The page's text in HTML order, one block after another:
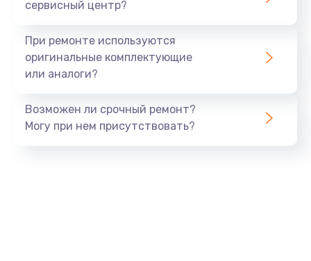
сервисный центр?
При ремонте используются
оригинальные комплектующие
или аналоги?
Возможен ли срочный ремонт?
Могу при нем присутствовать?